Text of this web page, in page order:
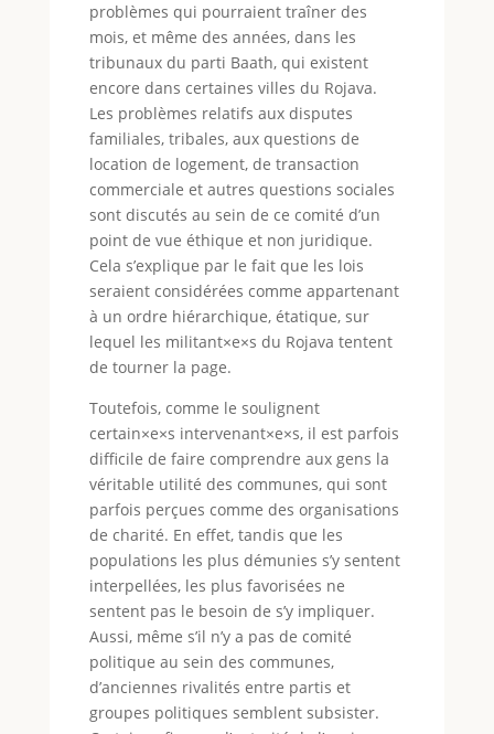
problèmes qui pourraient traîner des
mois, et même des années, dans les
tribunaux du parti Baath, qui existent
encore dans certaines villes du Rojava.
Les problèmes relatifs aux disputes
familiales, tribales, aux questions de
location de logement, de transaction
commerciale et autres questions sociales
sont discutés au sein de ce comité d’un
point de vue éthique et non juridique.
Cela s’explique par le fait que les lois
seraient considérées comme appartenant
à un ordre hiérarchique, étatique, sur
lequel les militant×e×s du Rojava tentent
de tourner la page.
Toutefois, comme le soulignent
certain×e×s intervenant×e×s, il est parfois
difficile de faire comprendre aux gens la
véritable utilité des communes, qui sont
parfois perçues comme des organisations
de charité. En effet, tandis que les
populations les plus démunies s’y sentent
interpellées, les plus favorisées ne
sentent pas le besoin de s’y impliquer.
Aussi, même s’il n’y a pas de comité
politique au sein des communes,
d’anciennes rivalités entre partis et
groupes politiques semblent subsister.